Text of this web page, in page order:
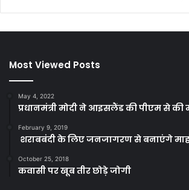
Most Viewed Posts
May 4, 2022
प्रधानमंत्री मोदी ने आइसलैंड की पीएम से की
February 9, 2019
शराबबंदी के लिए जनजागरण से बनाएंगे
October 25, 2018
कवासी पर खूब तीर छोड़े जोगी